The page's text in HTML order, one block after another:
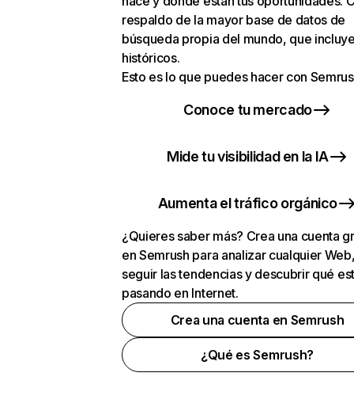
respaldo de la mayor base de datos de
búsqueda propia del mundo, que
históricos.
Esto es lo que puedes hacer con
Conoce tu mercado
Mide tu visibilidad en la IA
Aumenta el tráfico orgánico
¿Quieres saber más? Crea una cuenta
en Semrush para analizar cualquier
seguir las tendencias y descubrir qué
pasando en Internet.
Crea una cuenta en Semrush
¿Qué es Semrush?